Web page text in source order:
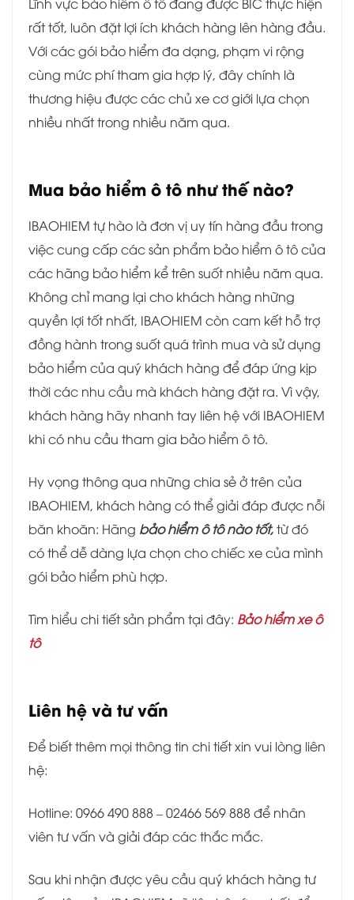
rất tốt, luôn đặt lợi ích khách hàng lên hàng đầu.
Với các gói bảo hiểm đa dạng, phạm vi rộng
cùng mức phí tham gia hợp lý, đây chính là
thương hiệu được các chủ xe cơ giới lựa chọn
nhiều nhất trong nhiều năm qua.
Mua bảo hiểm ô tô như thế nào?
IBAOHIEM tự hào là đơn vị uy tín hàng đầu trong
việc cung cấp các sản phẩm bảo hiểm ô tô của
các hãng bảo hiểm kể trên suốt nhiều năm qua.
Không chỉ mang lại cho khách hàng những
quyền lợi tốt nhất, IBAOHIEM còn cam kết hỗ trợ
đồng hành trong suốt quá trình mua và sử dụng
bảo hiểm của quý khách hàng để đáp ứng kịp
thời các nhu cầu mà khách hàng đặt ra. Vì vậy,
khách hàng hãy nhanh tay liên hệ với IBAOHIEM
khi có nhu cầu tham gia bảo hiểm ô tô.
Hy vọng thông qua những chia sẻ ở trên của
IBAOHIEM, khách hàng có thể giải đáp được nỗi
băn khoăn: Hãng bảo hiểm ô tô nào tốt,từ đó
có thể dễ dàng lựa chọn cho chiếc xe của mình
gói bảo hiểm phù hợp.
Tìm hiểu chi tiết sản phẩm tại đây: Bảo hiểm xe ô
tô
Liên hệ và tư vấn
Để biết thêm mọi thông tin chi tiết xin vui lòng liên
hệ:
Hotline: 0966 490 888 – 02466 569 888 để nhân
viên tư vấn và giải đáp các thắc mắc.
Sau khi nhận được yêu cầu quý khách hàng tư